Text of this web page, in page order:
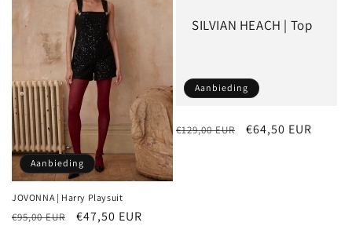
Aanbieding
JOVONNA | Harry Playsuit
Normale
€95,00 EUR Aanbiedingsprijs
€47,50 EUR
SILVIAN HEACH | Top
Aanbieding
Normale
€129,00 EUR Aanbiedingsprijs
€64,50 EUR